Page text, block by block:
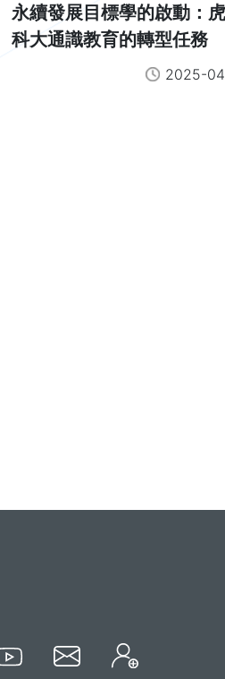
永續發展目標學的啟動：
科大通識教育的轉型任務
2025-